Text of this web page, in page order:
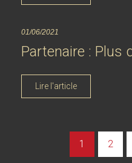
01/06/2021
Partenaire : Plus
Lire l'article
1 2